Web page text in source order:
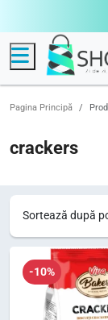
Menu
Pagina Principă
crackers
-10%